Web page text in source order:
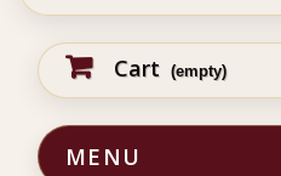
Cart (empty)
MENU